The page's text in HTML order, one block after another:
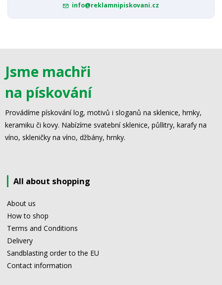
info@reklamnipiskovani.cz
Jsme machři
na pískování
Provádíme pískování log, motivů i sloganů na sklenice, hrnky,
keramiku či kovy. Nabízíme svatební sklenice, půllitry, karafy na
víno, skleničky na víno, džbány, hrnky.
All about shopping
About us
How to shop
Terms and Conditions
Delivery
Sandblasting order to the EU
Contact information